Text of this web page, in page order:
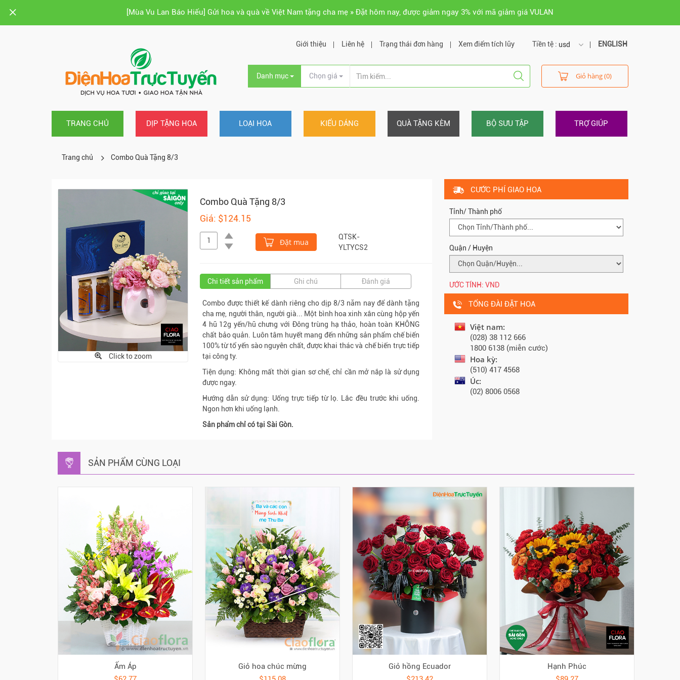
[Mùa Vu Lan Báo Hiếu] Gửi hoa và quà về Việt Nam tặng cha mẹ » Đặt hôm nay, được giảm ngay 3% với mã giảm giá VULAN
Tiền tệ : usd
usd
vnd
ENGLISH
Giới thiệu Liên hệ Trạng thái đơn hàng Xem điểm tích lũy
Danh mục Chọn giá Giỏ hàng (0)
TRANG CHỦ DỊP TẶNG HOA LOẠI HOA KIỂU DÁNG QUÀ TẶNG KÈM BỘ SƯU TẬP TRỢ GIÚP
Trang chủ Combo Quà Tặng 8/3
Click to zoom
Combo Quà Tặng 8/3
Giá: $124.15
Đặt mua
QTSK-
YLTYCS2
Chi tiết sản phẩm Ghi chú Đánh giá
Combo được thiết kế dành riêng cho dịp 8/3 năm nay để dành tặng
cha mẹ, người thân, người già... Một bình hoa xinh xắn cùng hộp yến
4 hũ 12g yến/hũ chưng với Đông trùng hạ thảo, hoàn toàn KHÔNG
chất bảo quản. Luôn tâm huyết mang đến những sản phẩm chế biến
100% từ tổ yến sào nguyên chất, được khai thác và chế biến trực tiếp
tại công ty.
Tiện dụng: Không mất thời gian sơ chế, chỉ cần mở nắp là sử dụng
được ngay.
Hướng dẫn sử dụng: Uống trực tiếp từ lọ. Lắc đều trước khi uống.
Ngon hơn khi uống lạnh.
Sản phẩm chỉ có tại Sài Gòn.
CƯỚC PHÍ GIAO HOA
Tỉnh/ Thành phố
Quận / Huyện
ƯỚC TÍNH: VND
TỔNG ĐÀI ĐẶT HOA
Việt nam:
(028) 38 112 666
1800 6138 (miễn cước)
Hoa kỳ:
(510) 417 4568
Úc:
(02) 8006 0568
SẢN PHẨM CÙNG LOẠI
Ấm Áp
Giỏ hoa chúc mừng
Giỏ hồng Ecuador
Hạnh Phúc